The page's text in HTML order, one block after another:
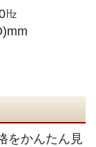
㎐
をかんたん見